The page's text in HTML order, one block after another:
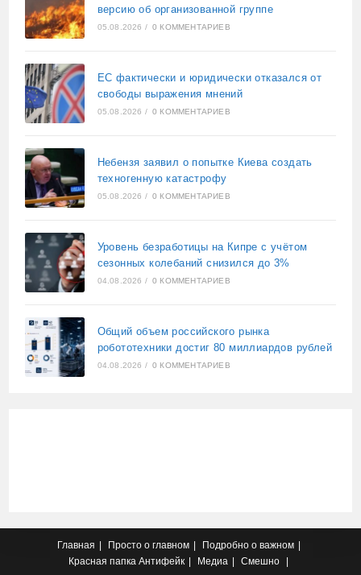
версию об организованной группе
05.08.2026 / 0 КОММЕНТАРИЕВ
ЕС фактически и юридически отказался от
свободы выражения мнений
05.08.2026 / 0 КОММЕНТАРИЕВ
Небензя заявил о попытке Киева создать
техногенную катастрофу
05.08.2026 / 0 КОММЕНТАРИЕВ
Уровень безработицы на Кипре с учётом
сезонных колебаний снизился до 3%
04.08.2026 / 0 КОММЕНТАРИЕВ
Общий объем российского рынка
робототехники достиг 80 миллиардов рублей
04.08.2026 / 0 КОММЕНТАРИЕВ
Главная Просто о главном
Подробно о важном
Красная папка Антифейк Медиа Смешно